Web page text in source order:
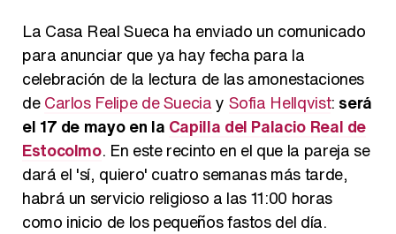
La Casa Real Sueca ha enviado un comunicado
para anunciar que ya hay fecha para la
celebración de la lectura de las amonestaciones
deCarlos Felipe de Sueciay Sofia Hellqvist: será
el 17 de mayo en la Capilla del Palacio Real de
Estocolmo. En este recinto en el que la pareja se
dará el 'sí, quiero' cuatro semanas más tarde,
habrá un servicio religioso a las 11:00 horas
como inicio de los pequeños fastos del día.